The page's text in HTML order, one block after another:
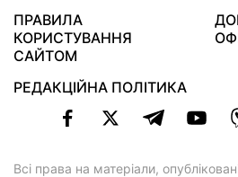
ПРАВИЛА
КОРИСТУВАННЯ
САЙТОМ
РЕДАКЦІЙНА ПОЛІТИКА
Всі права на матеріали,